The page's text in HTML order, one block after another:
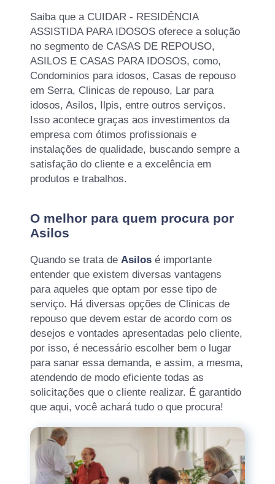
Saiba que a CUIDAR - RESIDÊNCIA
ASSISTIDA PARA IDOSOS oferece a solução
no segmento de CASAS DE REPOUSO,
ASILOS E CASAS PARA IDOSOS, como,
Condominios para idosos, Casas de repouso
em Serra, Clinicas de repouso, Lar para
idosos, Asilos, Ilpis, entre outros serviços.
Isso acontece graças aos investimentos da
empresa com ótimos profissionais e
instalações de qualidade, buscando sempre a
satisfação do cliente e a excelência em
produtos e trabalhos.
O melhor para quem procura por
Asilos
Quando se trata de Asilos é importante
entender que existem diversas vantagens
para aqueles que optam por esse tipo de
serviço. Há diversas opções de Clinicas de
repouso que devem estar de acordo com os
desejos e vontades apresentadas pelo cliente,
por isso, é necessário escolher bem o lugar
para sanar essa demanda, e assim, a mesma,
atendendo de modo eficiente todas as
solicitações que o cliente realizar. É garantido
que aqui, você achará tudo o que procura!